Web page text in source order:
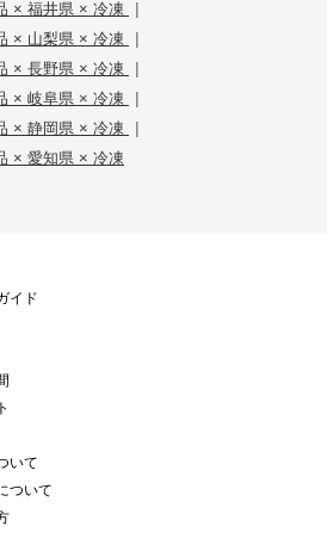
× 福井県 × 冷凍 |
× 山梨県 × 冷凍 |
× 長野県 × 冷凍 |
× 岐阜県 × 冷凍 |
× 静岡県 × 冷凍 |
× 愛知県 × 冷凍
イド
いて
ついて